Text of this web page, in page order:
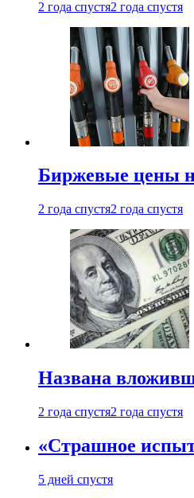
2 года спустя2 года спустя
Биржевые цены
2 года спустя2 года спустя
Названа
2 года спустя2 года спустя
«Страшное
5 дней спустя